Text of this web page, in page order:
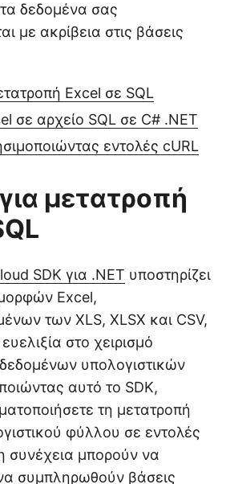
τα δεδομένα σας
με ακρίβεια στις βάσεις
Excel σε SQL
σε αρχείο SQL σε C# .NET
εντολές cURL
μετατροπή
SDK για .NET υποστηρίζει
Excel,
των XLS, XLSX και CSV,
στο χειρισμό
υπολογιστικών
αυτό το SDK,
τη μετατροπή
φύλλου σε εντολές
συνέχεια μπορούν να
συμπληρωθούν βάσεις